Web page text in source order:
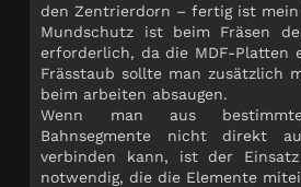
den Zentrierdorn – fertig ist mein
Mundschutz ist beim Fräsen
erforderlich, da die MDF-Platten
Frässtaub sollte man zusätzlich
beim arbeiten absaugen.
Wenn man aus
Bahnsegmente nicht direkt
verbinden kann, ist der
notwendig, die die Elemente